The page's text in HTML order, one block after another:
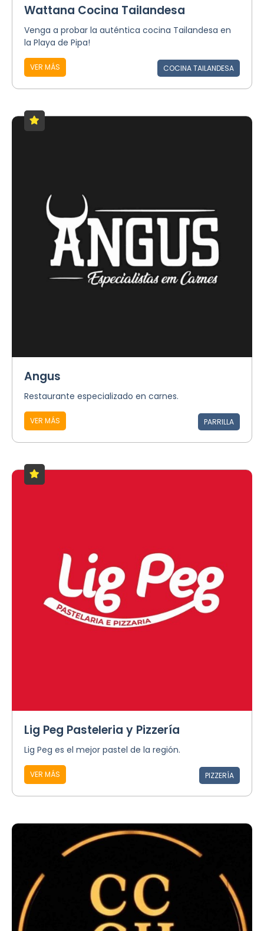
Wattana Cocina Tailandesa
Venga a probar la auténtica cocina Tailandesa en
la Playa de Pipa!
VER MÁS COCINA TAILANDESA
Angus
Restaurante especializado en carnes.
VER MÁS PARRILLA
Lig Peg Pasteleria y Pizzería
Lig Peg es el mejor pastel de la región.
VER MÁS PIZZERÍA